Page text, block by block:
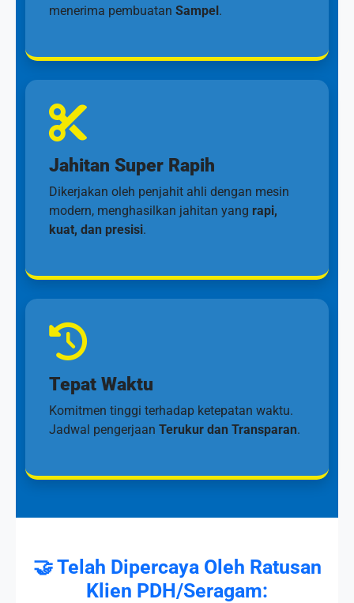
menerima pembuatan Sampel.
Jahitan Super Rapih
Dikerjakan oleh penjahit ahli dengan mesin
modern, menghasilkan jahitan yang rapi,
kuat, dan presisi.
Tepat Waktu
Komitmen tinggi terhadap ketepatan waktu.
Jadwal pengerjaan Terukur dan Transparan.
🤝 Telah Dipercaya Oleh Ratusan
Klien PDH/Seragam: